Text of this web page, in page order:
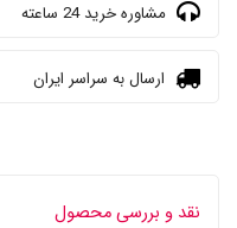
مشاوره خرید 24 ساعته
ارسال به سراسر ایران
نقد و بررسی محصول